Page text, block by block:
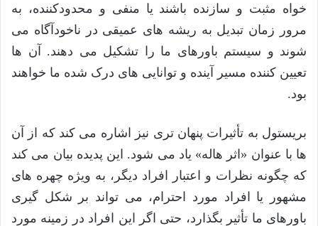
خواه مثبت و سازنده باشند یا منفی و محدودکننده، به
مرور زمان تبدیل به ریشه های عمیقی در ناخودآگاه می
شوند و سیستم باورهای ما را تشکیل می دهند. آن ها
تعیین کننده مسیر آینده و توانایی های درک شده ما خواهند
بود.
بریستول به تأثیرات پنهان تری نیز اشاره می کند که از آن
ها با عنوان «اثر هاله» یاد می شود. این پدیده بیان می کند
که چگونه نظرات و اعتبار افراد دیگر، به ویژه چهره های
مشهور یا افراد مورد احترام، می تواند بر شکل گیری
باورهای ما تأثیر بگذارد، حتی اگر این افراد در زمینه مورد